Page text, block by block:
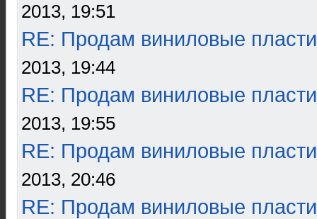
2013, 19:51
RE: Продам виниловые
2013, 19:44
RE: Продам виниловые
2013, 19:55
RE: Продам виниловые
2013, 20:46
RE: Продам виниловые